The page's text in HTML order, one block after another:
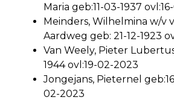
Maria geb:11-03-1937
Meinders, Wilhelmina w/v
Aardweg geb: 21-12-1923
Van Weely, Pieter
1944 ovl:19-02-2023
Jongejans, Pieternel
02-2023